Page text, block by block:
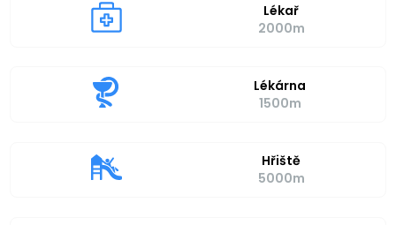
Lékař
2000m
Lékárna
1500m
Hřiště
5000m